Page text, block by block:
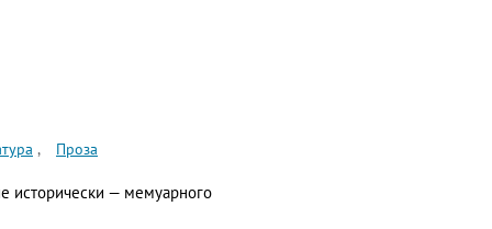
Проза
исторически — мемуарного